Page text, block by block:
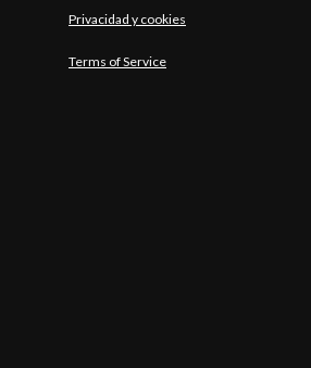
Privacidad y cookies
Terms of Service